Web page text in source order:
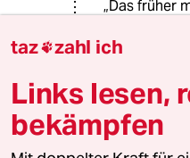
„Das früher
überhaupt,
Q
16.06.2025
taz zahl ich
Links lesen,
bekämpfen